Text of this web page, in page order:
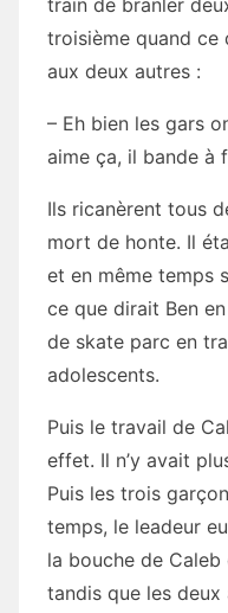
train de branler
troisième quand
aux deux autres :
– Eh bien les gars
aime ça, il bande à
Ils ricanèrent tous
mort de honte. Il
et en même temps
ce que dirait Ben
de skate parc en
adolescents.
Puis le travail de
effet. Il n’y avait
Puis les trois
temps, le leadeur
la bouche de
tandis que les